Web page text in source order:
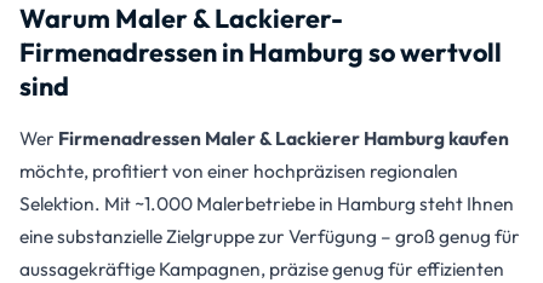
Warum Maler & Lackierer-
Firmenadressen in Hamburg so wertvoll
sind
Wer Firmenadressen Maler & Lackierer Hamburg kaufen
möchte, profitiert von einer hochpräzisen regionalen
Selektion. Mit ~1.000 Malerbetriebe in Hamburg steht Ihnen
eine substanzielle Zielgruppe zur Verfügung – groß genug für
aussagekräftige Kampagnen, präzise genug für effizienten